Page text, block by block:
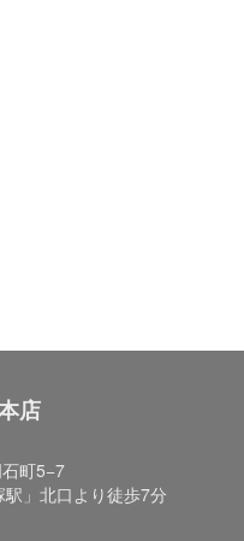
店
町5−7
」北口より徒歩7分